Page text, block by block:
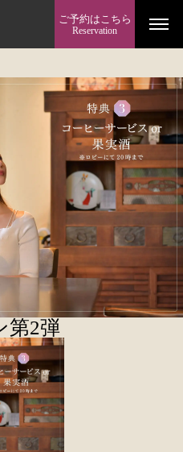
ご予約はこちら
Reservation
第2弾